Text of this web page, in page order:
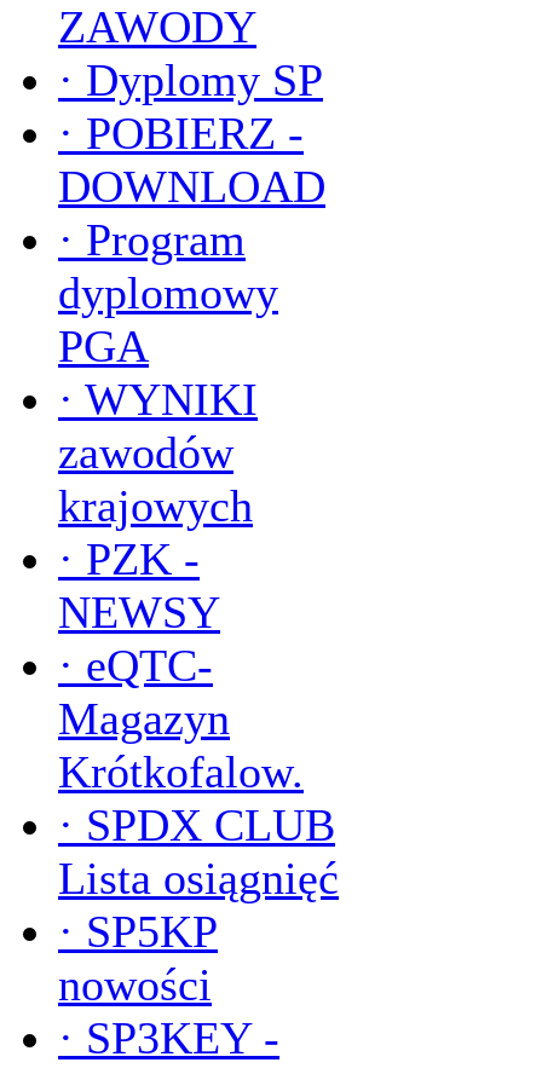
ZAWODY
· Dyplomy SP
· POBIERZ -
DOWNLOAD
· Program
dyplomowy
PGA
· WYNIKI
zawodów
krajowych
· PZK -
NEWSY
· eQTC-
Magazyn
Krótkofalow.
· SPDX CLUB
Lista osiągnięć
· SP5KP
nowości
· SP3KEY -